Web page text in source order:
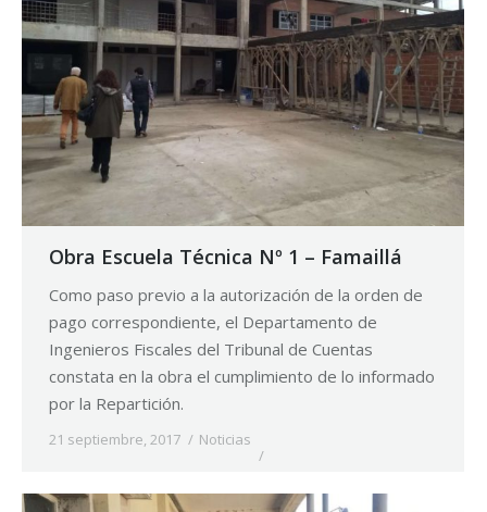
Obra Escuela Técnica Nº 1 – Famaillá
Como paso previo a la autorización de la orden de
pago correspondiente, el Departamento de
Ingenieros Fiscales del Tribunal de Cuentas
constata en la obra el cumplimiento de lo informado
por la Repartición.
21 septiembre, 2017 Noticias